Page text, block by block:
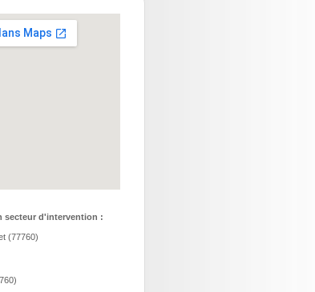
secteur d'intervention :
(77760)